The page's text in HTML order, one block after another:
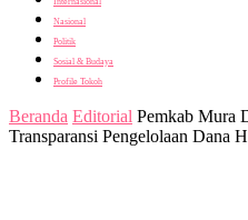
Nasional
Politik
Sosial & Budaya
Profile Tokoh
Beranda Editorial Pemkab Mura
Transparansi Pengelolaan Dana